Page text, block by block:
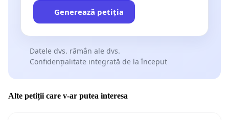
Generează petiția
Datele dvs. rămân ale dvs.
Confidențialitate integrată de la început
Alte petiții care v-ar putea interesa